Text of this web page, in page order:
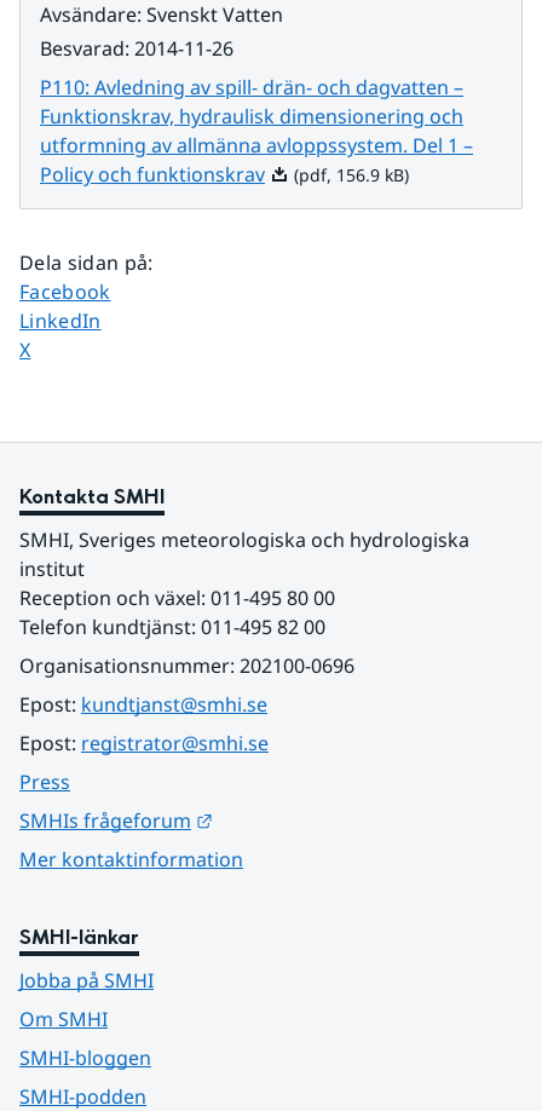
Avsändare: Svenskt Vatten
Besvarad: 2014-11-26
P110: Avledning av spill- drän- och dagvatten –
Funktionskrav, hydraulisk dimensionering och
utformning av allmänna avloppssystem. Del 1 –
Policy och funktionskravPdf, 156.9 kB.
(pdf, 156.9 kB)
Dela sidan på:
Dela sidan på
Facebook
Dela sidan på
LinkedIn
Dela sidan på
X
Kontakta SMHI
SMHI, Sveriges meteorologiska och hydrologiska
institut
Reception och växel: 011-495 80 00
Telefon kundtjänst: 011-495 82 00
Organisationsnummer: 202100-0696
Epost: kundtjanst@smhi.se
Epost: registrator@smhi.se
Press
SMHIs frågeforum
Mer kontaktinformation
SMHI-länkar
Jobba på SMHI
Om SMHI
SMHI-bloggen
SMHI-podden